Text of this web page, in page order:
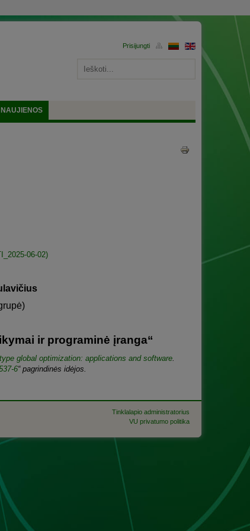
NAUJIENOS
06-02)
ir programinė įranga“
global optimization: applications and software.
6“ pagrindinės idėjos.
Tinklalapio administratorius
VU privatumo politika